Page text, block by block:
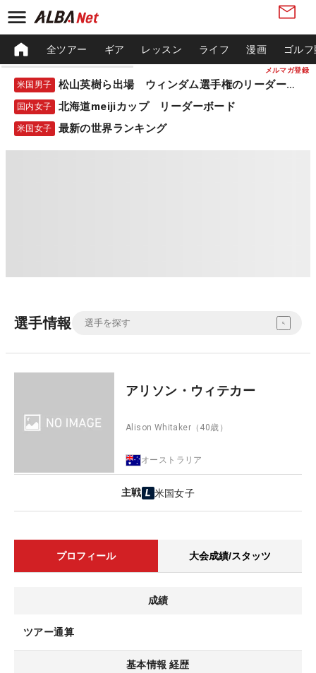
メルマガ登録
全ツアー ギア レッスン ライフ 漫画 ゴル
米国男子 松山英樹ら出場 ウィンダム選手権のリーダーボード
国内女子 北海道meijiカップ リーダーボード
米国女子 最新の世界ランキング
選手情報
アリソン・ウィテカー
Alison Whitaker （40歳）
オーストラリア
主戦 米国女子
プロフィール 大会成績/スタッツ
成績
ツアー通算
基本情報 経歴